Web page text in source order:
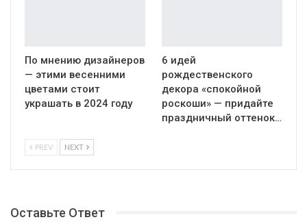
По мнению дизайнеров
— этими весенними
цветами стоит
украшать в 2024 году
6 идей
рождественского
декора «спокойной
роскоши» — придайте
праздничный оттенок…
PREV NEXT
Оставьте Ответ